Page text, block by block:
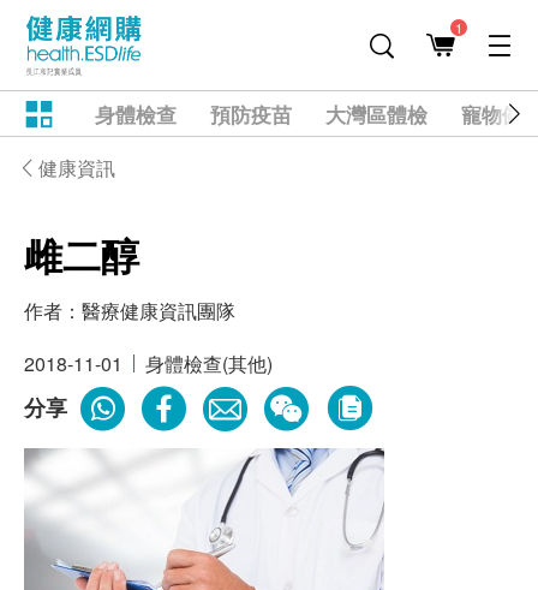
1
身體檢查 預防疫苗 大灣區體檢 寵物健
健康資訊
雌二醇
作者： 醫療健康資訊團隊
2018-11-01
身體檢查(其他)
分享